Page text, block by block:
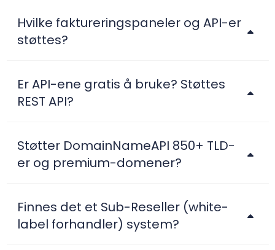
Hvilke faktureringspaneler og API-er
støttes?
Er API-ene gratis å bruke? Støttes
REST API?
Støtter DomainNameAPI 850+ TLD-
er og premium-domener?
Finnes det et Sub-Reseller (white-
label forhandler) system?